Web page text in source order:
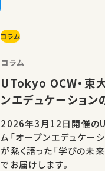
コラム
コラム
UTokyo OCW・東
ンエデュケーション
2026年3月12日開催の
ム「オープンエデュケー
が熱く語った「学びの未
でお届けします。